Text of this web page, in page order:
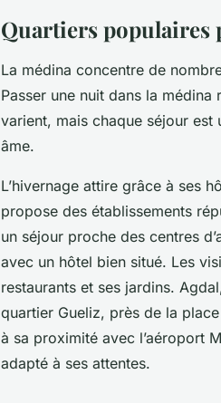
Quartiers populaires
La médina concentre de
Passer une nuit dans la
varient, mais chaque séjour
âme.
L’hivernage attire grâce à ses
propose des établissements
un séjour proche des centres
avec un hôtel bien situé. Les
restaurants et ses jardins.
quartier Gueliz, près de la
à sa proximité avec l’aéroport
adapté à ses attentes.